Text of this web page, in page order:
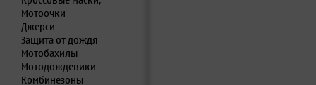
Мотоочки
Джерси
Защита от дождя
Мотобахилы
Мотодождевики
Комбинезоны